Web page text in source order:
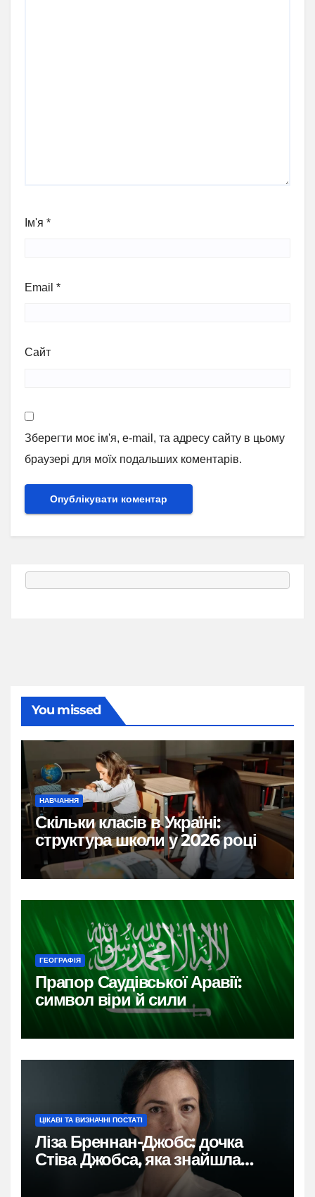
Ім'я *
Email *
Сайт
Зберегти моє ім'я, e-mail, та адресу сайту в цьому
браузері для моїх подальших коментарів.
You missed
НАВЧАННЯ
Скільки класів в Україні:
структура школи у 2026 році
ГЕОГРАФІЯ
Прапор Саудівської Аравії:
символ віри й сили
ЦІКАВІ ТА ВИЗНАЧНІ ПОСТАТІ
Ліза Бреннан-Джобс: дочка
Стіва Джобса, яка знайшла
власний голос